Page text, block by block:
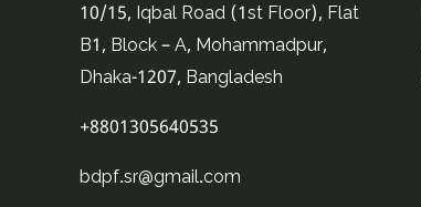
10/15, Iqbal Road (1st Floor), Flat
B1, Block – A, Mohammadpur,
Dhaka-1207, Bangladesh
+8801305640535
bdpf.sr@gmail.com